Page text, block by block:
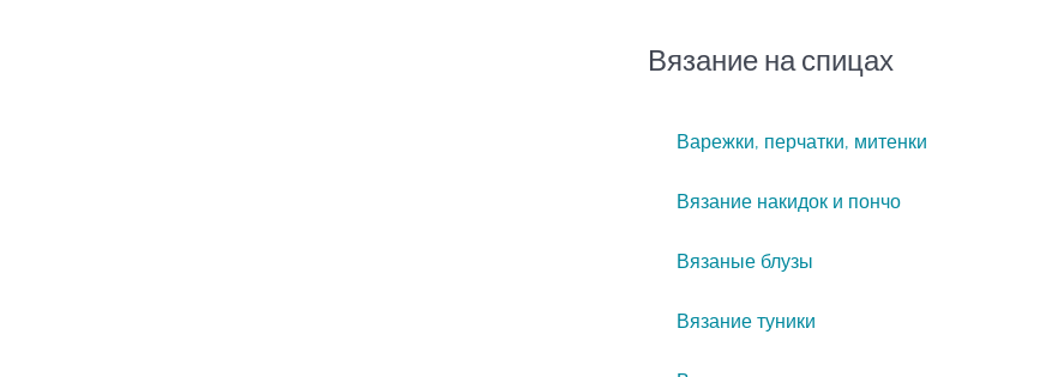
Вязание на спицах
Варежки, перчатки, митенки
Вязание накидок и пончо
Вязаные блузы
Вязание туники